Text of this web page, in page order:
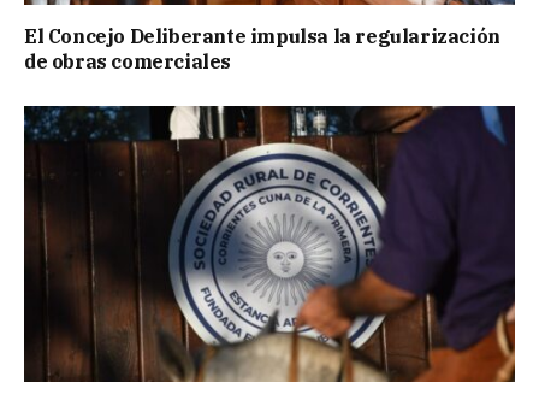
El Concejo Deliberante impulsa la regularización
de obras comerciales